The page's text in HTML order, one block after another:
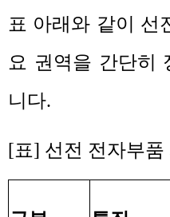
표 아래와 같이 선
요 권역을 간단히
니다.
[표] 선전 전자부